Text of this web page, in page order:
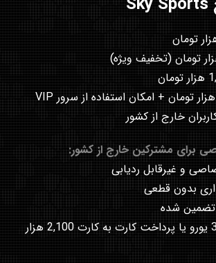
1,700 هزار تومان + امکان استفاده از سرور VIP
خارج از کشور
بدون قطعی
شده
هزینه سالیانه: 35 یورو یا پرداخت کارت به کارت 2,100 هزار